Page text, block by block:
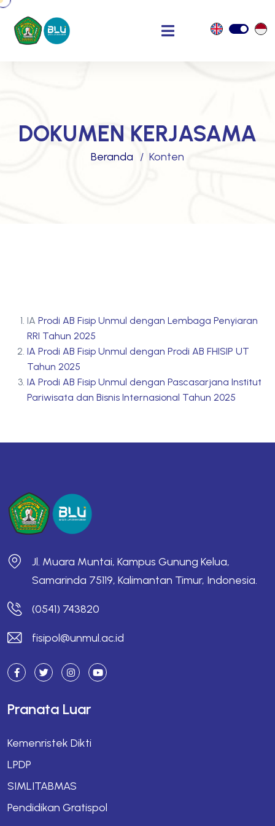
DOKUMEN KERJASAMA
Beranda Konten
IA Prodi AB Fisip Unmul dengan Lembaga Penyiaran
RRI Tahun 2025
IA Prodi AB Fisip Unmul dengan Prodi AB FHISIP UT
Tahun 2025
IA Prodi AB Fisip Unmul dengan Pascasarjana Institut
Pariwisata dan Bisnis Internasional Tahun 2025
Jl. Muara Muntai, Kampus Gunung Kelua,
Samarinda 75119, Kalimantan Timur, Indonesia.
(0541) 743820
fisipol@unmul.ac.id
Pranata Luar
Kemenristek Dikti
LPDP
SIMLITABMAS
Pendidikan Gratispol